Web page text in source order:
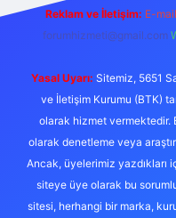
Reklam ve İletişim: E-
forumhizmeti@gmail.com
Yasal Uyarı: Sitemiz, 5651
ve İletişim Kurumu (BTK)
olarak hizmet vermektedir.
olarak denetleme veya
Ancak, üyelerimiz yazdıkları
siteye üye olarak bu
sitesi, herhangi bir marka,